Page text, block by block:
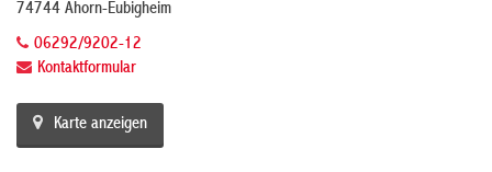
74744 Ahorn-Eubigheim
06292/9202-12
Kontaktformular
Karte anzeigen